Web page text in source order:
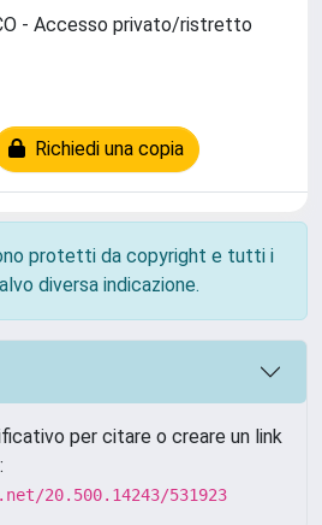
- Accesso privato/ristretto
Richiedi una copia
protetti da copyright e tutti i
diversa indicazione.
per citare o creare un link
20.500.14243/531923